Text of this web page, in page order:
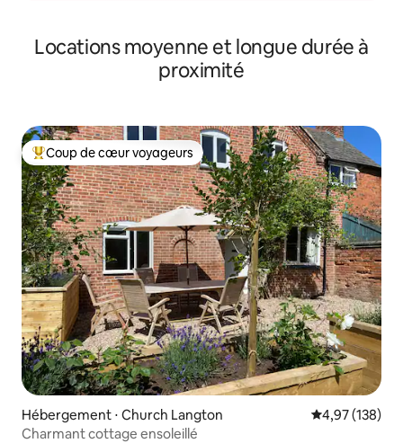
Locations moyenne et longue durée à
proximité
Coups de cœur voyageurs les plus appréciés
Coup de cœur voyageurs
Hébergement ⋅ Church Langton Évaluation
4,97 (138)
Charmant cottage ensoleillé